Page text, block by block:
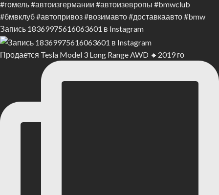
Запись 18369975616063601 в Instagram
Продается Tesla Model 3 Long Range AWD 🔸2019 го